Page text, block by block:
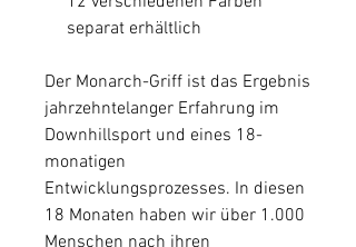
separat erhältlich
Der Monarch-Griff ist das Ergebnis
jahrzehntelanger Erfahrung im
Downhillsport und eines 18-
monatigen
Entwicklungsprozesses. In diesen
18 Monaten haben wir über 1.000